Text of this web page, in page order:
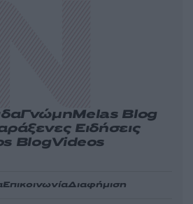
ΓνώμηMelas Blog
Ειδήσεις
BlogVideos
ΕπικοινωνίαΔιαφήμιση